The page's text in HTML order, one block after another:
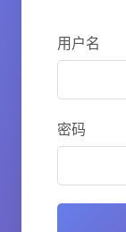
用户名
密码